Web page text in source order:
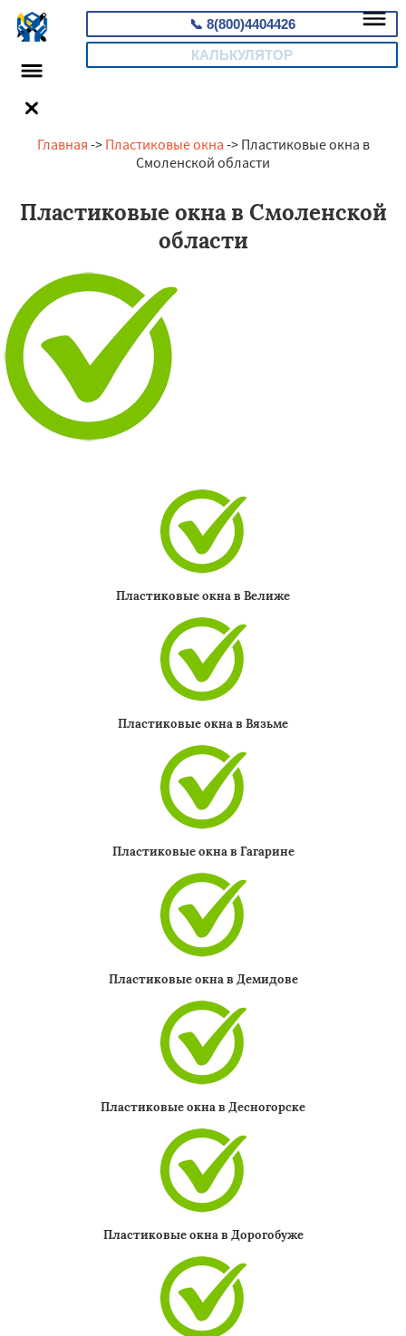
📞 8(800)4404426
КАЛЬКУЛЯТОР
Главная -> Пластиковые окна -> Пластиковые окна в
Смоленской области
Пластиковые окна в Смоленской
области
Пластиковые окна в Велиже
Пластиковые окна в Вязьме
Пластиковые окна в Гагарине
Пластиковые окна в Демидове
Пластиковые окна в Десногорске
Пластиковые окна в Дорогобуже